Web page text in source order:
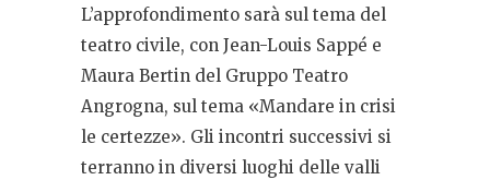
L’approfondimento sarà sul tema del
teatro civile, con Jean-Louis Sappé e
Maura Bertin del Gruppo Teatro
Angrogna, sul tema «Mandare in crisi
le certezze». Gli incontri successivi si
terranno in diversi luoghi delle valli